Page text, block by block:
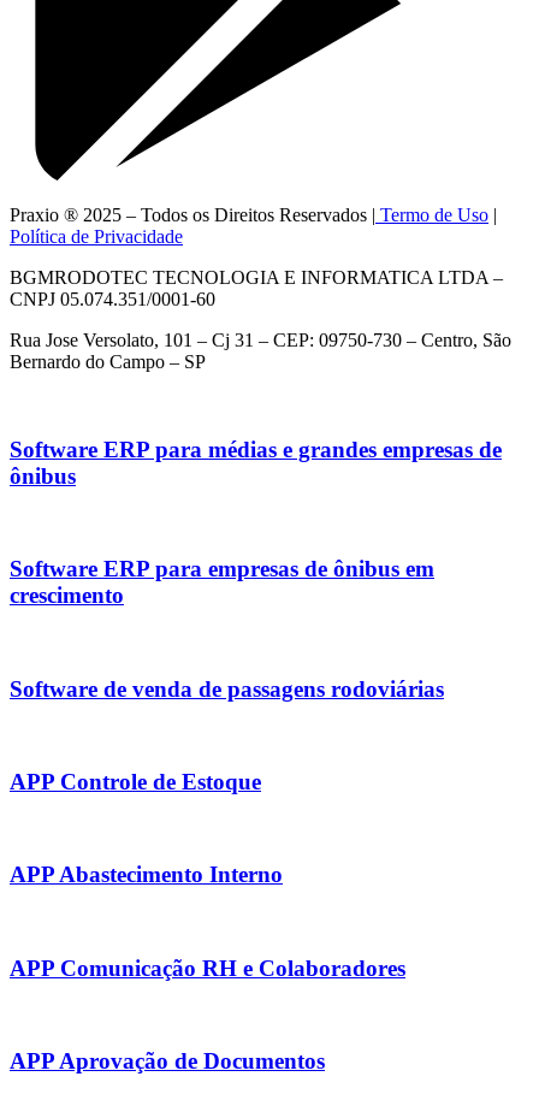
Praxio ® 2025 – Todos os Direitos Reservados | Termo de Uso |
Política de Privacidade
BGMRODOTEC TECNOLOGIA E INFORMATICA LTDA –
CNPJ 05.074.351/0001-60
Rua Jose Versolato, 101 – Cj 31 – CEP: 09750-730 – Centro, São
Bernardo do Campo – SP
Software ERP para médias e grandes empresas de
ônibus
Software ERP para empresas de ônibus em
crescimento
Software de venda de passagens rodoviárias
APP Controle de Estoque
APP Abastecimento Interno
APP Comunicação RH e Colaboradores
APP Aprovação de Documentos